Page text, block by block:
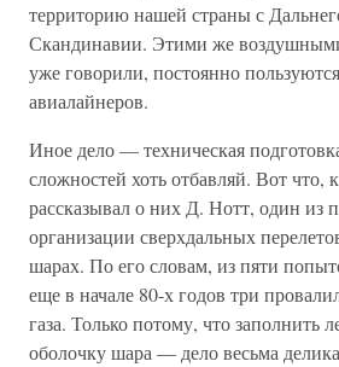
территорию нашей страны с
Скандинавии. Этими же
уже говорили, постоянно
авиалайнеров.
Иное дело — техническая
сложностей хоть отбавляй. Вот что,
рассказывал о них Д. Нотт, один из
организации сверхдальных
шарах. По его словам, из пяти
еще в начале 80-х годов три
газа. Только потому, что заполнить
оболочку шара — дело весьма